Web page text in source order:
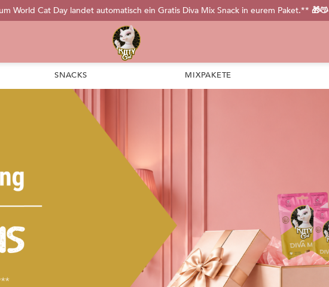
World Cat Day landet automatisch ein Gratis Diva Mix Snack in eurem Paket.** 🎁😽
SNACKS MIXPAKETE